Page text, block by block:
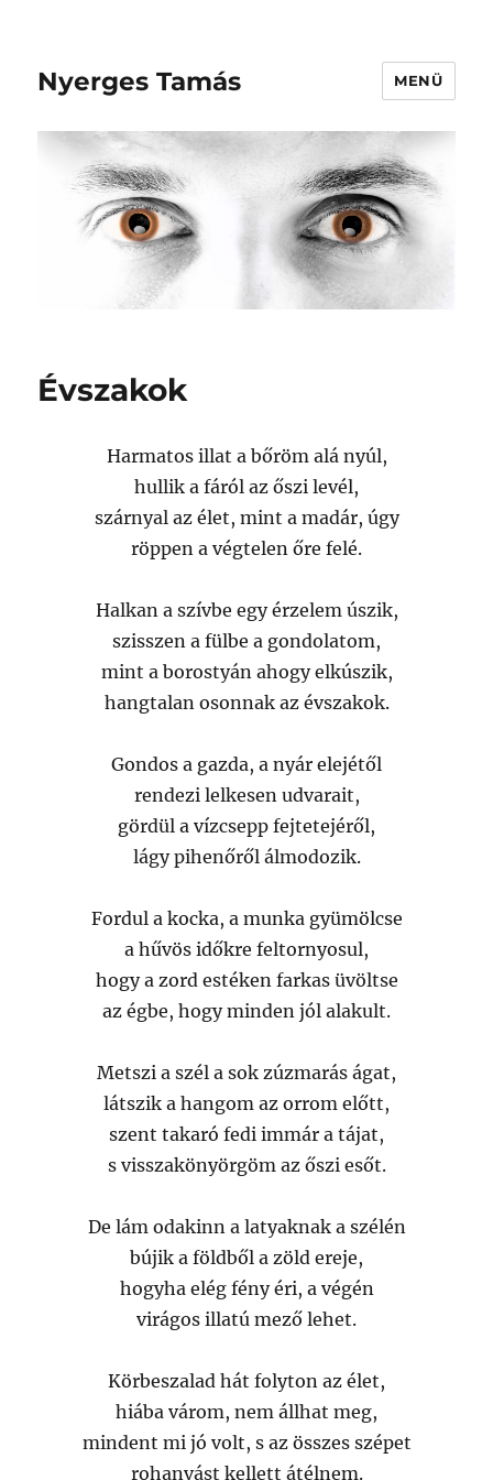
Nyerges Tamás MENÜ
Évszakok
Harmatos illat a bőröm alá nyúl,
hullik a fáról az őszi levél,
szárnyal az élet, mint a madár, úgy
röppen a végtelen őre felé.
Halkan a szívbe egy érzelem úszik,
szisszen a fülbe a gondolatom,
mint a borostyán ahogy elkúszik,
hangtalan osonnak az évszakok.
Gondos a gazda, a nyár elejétől
rendezi lelkesen udvarait,
gördül a vízcsepp fejtetejéről,
lágy pihenőről álmodozik.
Fordul a kocka, a munka gyümölcse
a hűvös időkre feltornyosul,
hogy a zord estéken farkas üvöltse
az égbe, hogy minden jól alakult.
Metszi a szél a sok zúzmarás ágat,
látszik a hangom az orrom előtt,
szent takaró fedi immár a tájat,
s visszakönyörgöm az őszi esőt.
De lám odakinn a latyaknak a szélén
bújik a földből a zöld ereje,
hogyha elég fény éri, a végén
virágos illatú mező lehet.
Körbeszalad hát folyton az élet,
hiába várom, nem állhat meg,
mindent mi jó volt, s az összes szépet
rohanvást kellett átélnem.